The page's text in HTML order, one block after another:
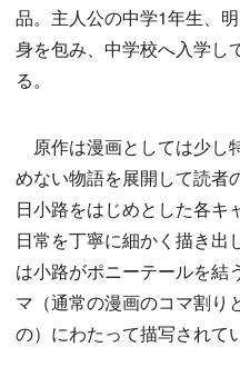
品。主人公の中学1年生、
身を包み、中学校へ入学し
る。
原作は漫画としては少し
めない物語を展開して読者
日小路をはじめとした各キ
日常を丁寧に細かく描き出
は小路がポニーテールを結
マ（通常の漫画のコマ割り
の）にわたって描写されて